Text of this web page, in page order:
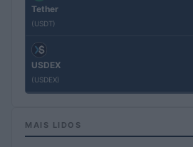
Tether
(USDT)
USDEX
(USDEX)
MAIS LIDOS